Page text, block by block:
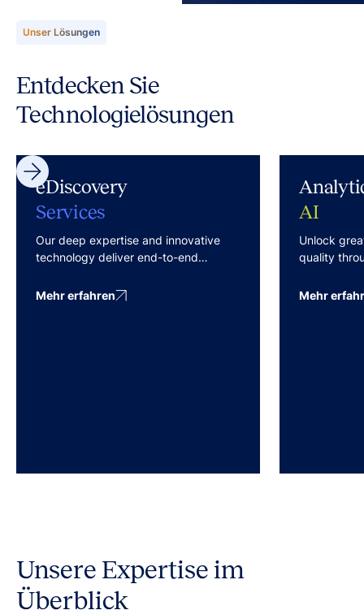
Unser Lösungen
Entdecken Sie
Technologielösungen
eDiscovery
Services
Our deep expertise and innovative
technology deliver end-to-end
effective outcomes.
Mehr erfahren
AI
Unlock
quality
blend of AI,
Mehr
Unsere Expertise im
Überblick